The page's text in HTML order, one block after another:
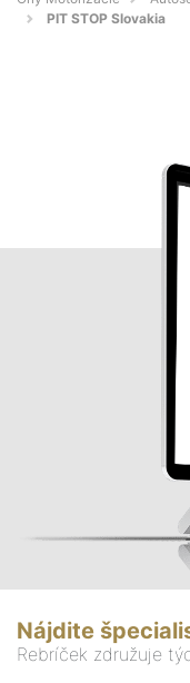
PIT STOP Slovakia
Nájdite
Rebríček združuje